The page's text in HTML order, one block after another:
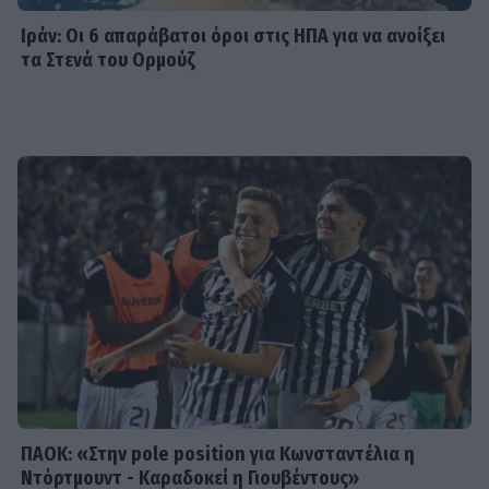
αδελφού του και ο δυνατός τους
δεσμός
μπάντα δρόμου στο Φισκάρδο
SHOWBIZ
Ιωάννα Μπούκη: «"Βασανίζω" τον
Αντώνη Σρόιτερ 15 καλοκαίρια»
Ιράν: Οι 6 απαράβατοι όροι στις ΗΠΑ για να ανοίξει
τα Στενά του Ορμούζ
ΠΑΟΚ: «Στην pole position για Κωνσταντέλια η
Ντόρτμουντ - Καραδοκεί η Γιουβέντους»